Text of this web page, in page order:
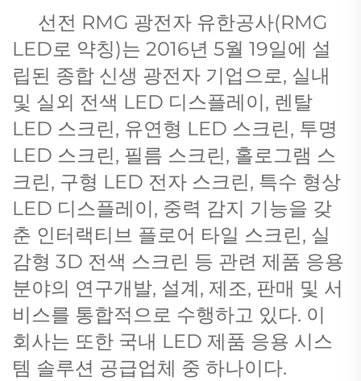
선전 RMG 광전자 유한공사(RMG
LED로 약칭)는 2016년 5월 19일에 설
립된 종합 신생 광전자 기업으로, 실내
및 실외 전색 LED 디스플레이, 렌탈
LED 스크린, 유연형 LED 스크린, 투명
LED 스크린, 필름 스크린, 홀로그램 스
크린, 구형 LED 전자 스크린, 특수 형상
LED 디스플레이, 중력 감지 기능을 갖
춘 인터랙티브 플로어 타일 스크린, 실
감형 3D 전색 스크린 등 관련 제품 응용
분야의 연구개발, 설계, 제조, 판매 및 서
비스를 통합적으로 수행하고 있다. 이
회사는 또한 국내 LED 제품 응용 시스
템 솔루션 공급업체 중 하나이다.